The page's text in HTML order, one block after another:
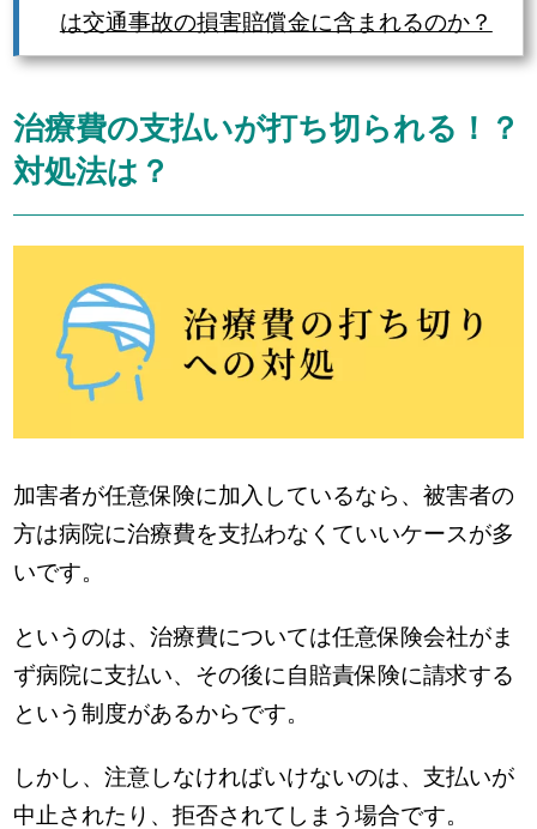
は交通事故の損害賠償金に含まれるのか？
治療費の支払いが打ち切られる！？
対処法は？
加害者が任意保険に加入しているなら、被害者の
方は病院に治療費を支払わなくていいケースが多
いです。
というのは、治療費については任意保険会社がま
ず病院に支払い、その後に自賠責保険に請求する
という制度があるからです。
しかし、注意しなければいけないのは、支払いが
中止されたり、拒否されてしまう場合です。